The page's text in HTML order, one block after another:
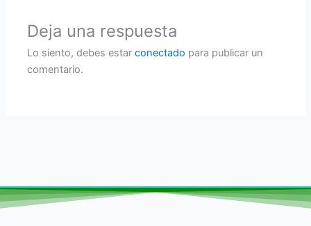
Deja una respuesta
Lo siento, debes estarconectado para publicar un
comentario.